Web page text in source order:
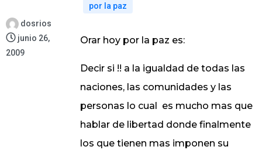
dosrios
junio 26,
2009
por la paz
Orar hoy por la paz es:
Decir si !! a la igualdad de todas las
naciones, las comunidades y las
personas lo cual
es mucho mas que
hablar de libertad donde finalmente
los que tienen mas imponen su